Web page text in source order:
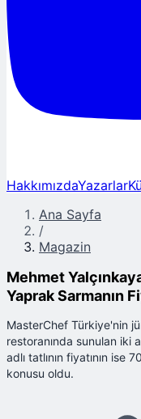
HakkımızdaYazarlar
Ana Sayfa
/
Magazin
Mehmet
Yaprak Sarmanın
MasterChef Türkiye'nin
restoranında sunulan iki
adlı tatlının fiyatının ise
konusu oldu.